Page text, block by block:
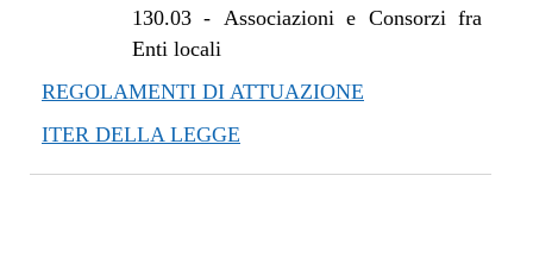
130.03- Associazioni e Consorzi fra
Enti locali
REGOLAMENTI DI ATTUAZIONE
ITER DELLA LEGGE